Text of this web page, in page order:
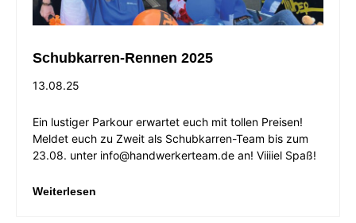
Schubkarren-Rennen 2025
13.08.25
Ein lustiger Parkour erwartet euch mit tollen Preisen!
Meldet euch zu Zweit als Schubkarren-Team bis zum
23.08. unter info@handwerkerteam.de an! Viiiiel Spaß!
Weiterlesen